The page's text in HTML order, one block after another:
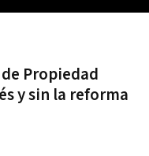
Propiedad
y sin la reforma